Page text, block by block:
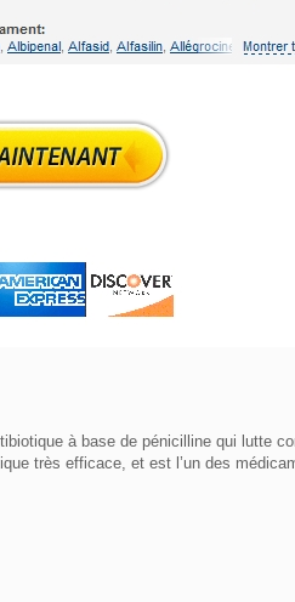
à base de pénicilline qui lutte
très efficace, et est l’un des